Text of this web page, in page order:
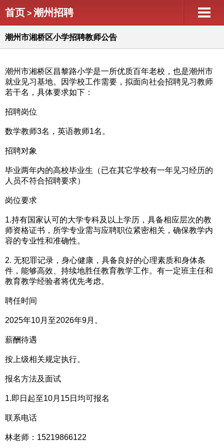
首页 > 潮州招聘
潮州市湘桥区小学招聘教师公告
潮州市湘桥区昌黎路小学是一所优质百年老校，也是潮州市
就业见习基地。因学校工作需要，拟面向社会招聘见习教师
若干名，具体要求如下：
招聘岗位
数学教师3名，英语教师1名。
招聘对象
毕业两年内的高校毕业生（已在其它学校有一年见习经历的
人员不符合招聘要求）
岗位要求
1.持有国家认可的大学专科及以上学历，具备相应层次的教
师资格证书，所学专业需与应聘职位紧密相关，确保教学内
容的专业性和准确性。
2. 无犯罪记录，身心健康，具备良好的心理素质和身体条
件，能够高效、持续地胜任教育教学工作。有一定班主任和
教育教学经验者将优先考虑。
聘任时间
2025年10月至2026年9月。
薪酬待遇
按上级相关规定执行。
报名方法及面试
1.即日起至10月15日均可报名
联系电话
林老师：15219866122